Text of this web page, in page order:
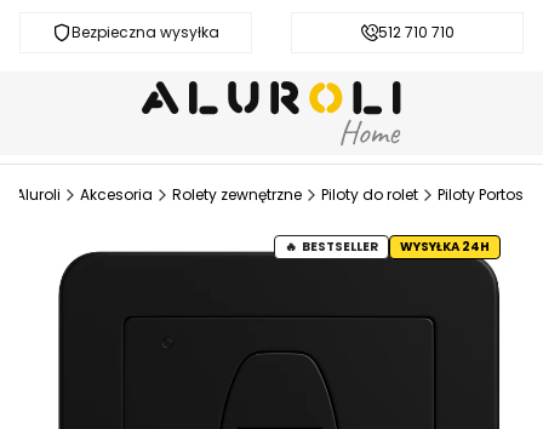
Bezpieczna wysyłka Darmowa dostawa od 200 zł
512 710 710
Aluroli Akcesoria Rolety zewnętrzne Piloty do rolet Piloty Portos
BESTSELLER WYSYŁKA 24H